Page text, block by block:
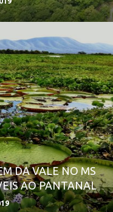
DA VALE NO MS
AO PANTANAL